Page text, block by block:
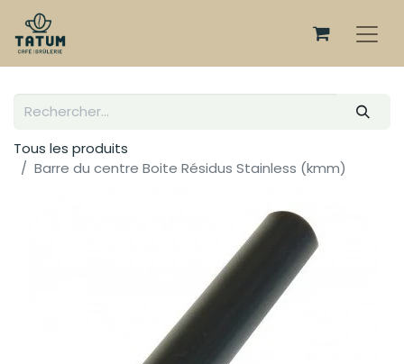
Tous les produits
Barre du centre Boite Résidus Stainless (kmm)